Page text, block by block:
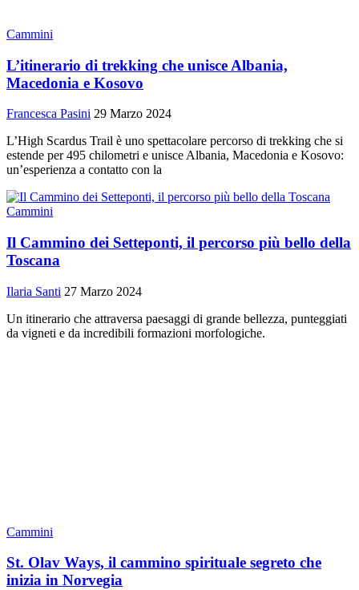
Cammini
L’itinerario di trekking che unisce Albania,
Macedonia e Kosovo
Francesca Pasini 29 Marzo 2024
L’High Scardus Trail è uno spettacolare percorso di trekking che si
estende per 495 chilometri e unisce Albania, Macedonia e Kosovo:
un’esperienza a contatto con la
Cammini
Il Cammino dei Setteponti, il percorso più bello della
Toscana
Ilaria Santi 27 Marzo 2024
Un itinerario che attraversa paesaggi di grande bellezza, punteggiati
da vigneti e da incredibili formazioni morfologiche.
Cammini
St. Olav Ways, il cammino spirituale segreto che
inizia in Norvegia